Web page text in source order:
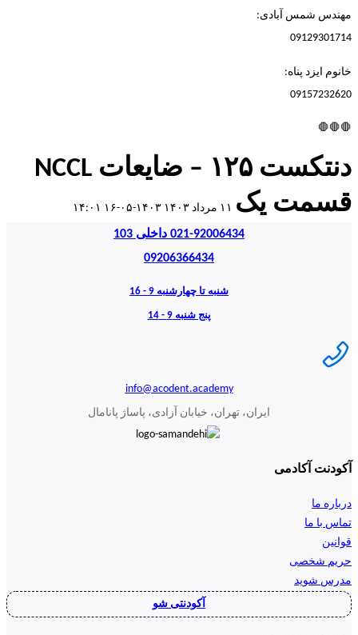
مهندس شمس آبادی:
09129301714
خانوم ایزد پناه:
09157232620
🛑🛑🛑
دنتکست ۱۲۵ – ضایعات NCCL
قسمت یک ۱۱ مرداد ۱۴۰۳ ۱۴۰۳-۰۵-۱۶ ۱۴:۰۱
021-92006434 داخلی 103
09206366434
شنبه تا چهارشنبه 9 - 16
پنج شنبه 9 - 14
info@acodent.academy
ایران، تهران، خیابان آزادی، پاساژ پانامال
آکودنت آکادمی
درباره ما
تماس با ما
قوانین
حریم شخصی
مدرس شوید
آکودنتی شو